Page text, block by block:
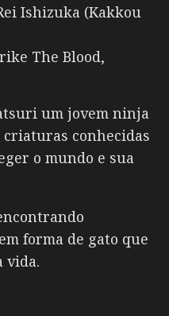
Ishizuka (Kakkou
The Blood,
um jovem ninja
conhecidas
o mundo e sua
forma de gato que
vida.